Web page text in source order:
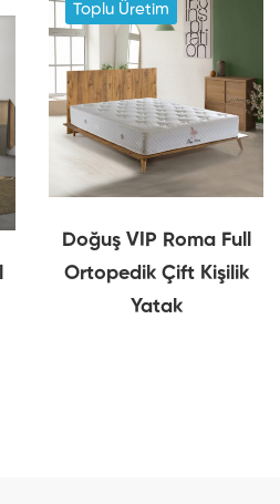
Toplu Üretim
Doğuş VIP Roma Full
Ortopedik Çift Kişilik
Yatak